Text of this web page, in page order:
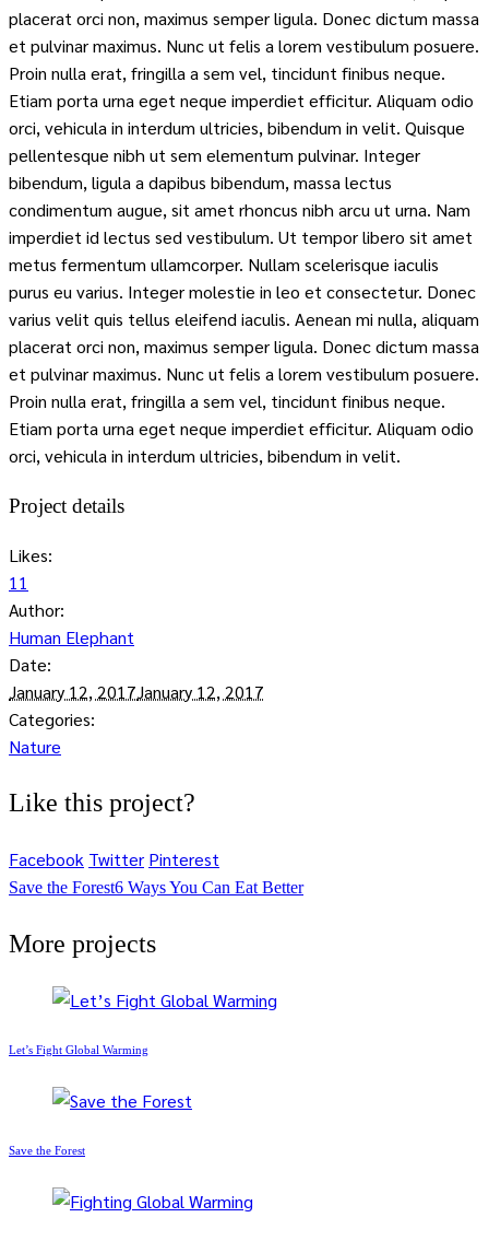
placerat orci non, maximus semper ligula. Donec dictum massa
et pulvinar maximus. Nunc ut felis a lorem vestibulum posuere.
Proin nulla erat, fringilla a sem vel, tincidunt finibus neque.
Etiam porta urna eget neque imperdiet efficitur. Aliquam odio
orci, vehicula in interdum ultricies, bibendum in velit. Quisque
pellentesque nibh ut sem elementum pulvinar. Integer
bibendum, ligula a dapibus bibendum, massa lectus
condimentum augue, sit amet rhoncus nibh arcu ut urna. Nam
imperdiet id lectus sed vestibulum. Ut tempor libero sit amet
metus fermentum ullamcorper. Nullam scelerisque iaculis
purus eu varius. Integer molestie in leo et consectetur. Donec
varius velit quis tellus eleifend iaculis. Aenean mi nulla, aliquam
placerat orci non, maximus semper ligula. Donec dictum massa
et pulvinar maximus. Nunc ut felis a lorem vestibulum posuere.
Proin nulla erat, fringilla a sem vel, tincidunt finibus neque.
Etiam porta urna eget neque imperdiet efficitur. Aliquam odio
orci, vehicula in interdum ultricies, bibendum in velit.
Project details
Likes:
11
Author:
Human Elephant
Date:
January 12, 2017January 12, 2017
Categories:
Nature
Like this project?
Facebook Twitter Pinterest
Save the Forest6 Ways You Can Eat Better
More projects
Let’s Fight Global Warming
Save the Forest